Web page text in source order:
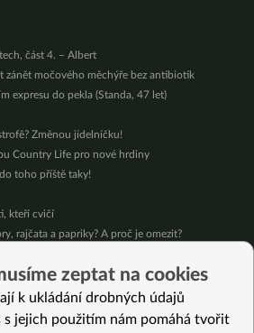
část 4. – Albert
zánět močového měchýře bez antibiotik
expresu do pekla (Standa, 47 let)
Změnou jídelníčku!
Country Life pro nové hrdiny
toho příště taky!
kteří cvičí
rajčata a papriky? A proč je omezit?
bez cukru
zeptat na cookies
k ukládání drobných údajů
s jejich použitím nám pomáhá tvořit